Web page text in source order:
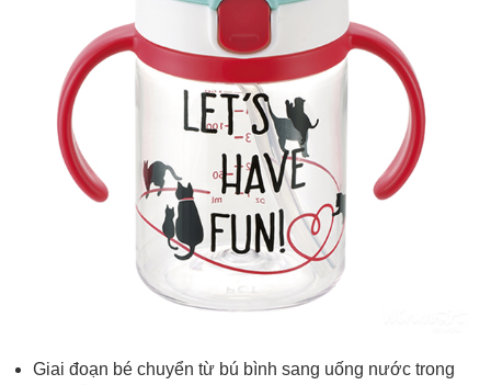
Giai đoạn bé chuyển từ bú bình sang uống nước trong